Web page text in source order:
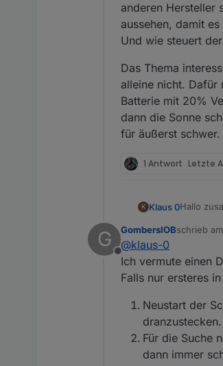
anderen Hersteller
aussehen, damit
Und wie steuert
Das Thema
alleine nicht. Dafür
Batterie mit 20%
dann die Sonne
für äußerst schwer.
1 Antwort Letzte
K Klaus 0Hallo
Seit ein
Aber er
Hat evtl.
Grüße
modbus.0
modbus.0
2024-
modbus.0
modbus.0
2024-08-
modbus.0
2024-08-
G
Offline
GombersIOBschrieb am
zuletzt
@klaus-0
Ich vermute einen
Falls nur ersteres
Neustart der
Für die Suche
dann immer